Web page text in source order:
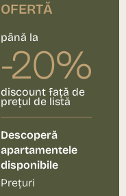
OFERTĂ
până la
-20%
discount față de
prețul de listă
Descoperă
apartamentele
disponibile
Prețuri